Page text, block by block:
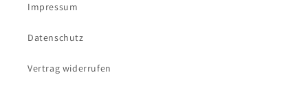
Impressum
Datenschutz
Vertrag widerrufen